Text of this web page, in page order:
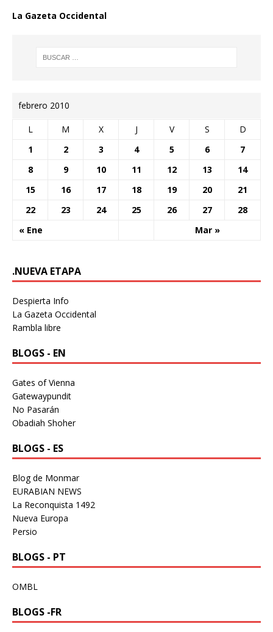
La Gazeta Occidental
febrero 2010
L M X J V S D
« Ene Mar »
1 2 3 4 5 6
7
8
9 10 11 12 13
14
15
16 17 18 19 20
21
22
23 24 25 26 27 28
.NUEVA ETAPA
Despierta Info
La Gazeta Occidental
Rambla libre
BLOGS - EN
Gates of Vienna
Gatewaypundit
No Pasarán
Obadiah Shoher
BLOGS - ES
Blog de Monmar
EURABIAN NEWS
La Reconquista 1492
Nueva Europa
Persio
BLOGS - PT
OMBL
BLOGS -FR